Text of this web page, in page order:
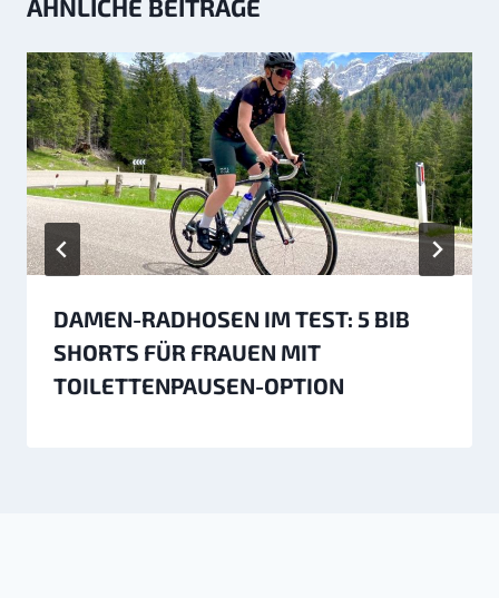
ÄHNLICHE BEITRÄGE
DAMEN-RADHOSEN IM TEST: 5 BIB
SHORTS FÜR FRAUEN MIT
TOILETTENPAUSEN-OPTION